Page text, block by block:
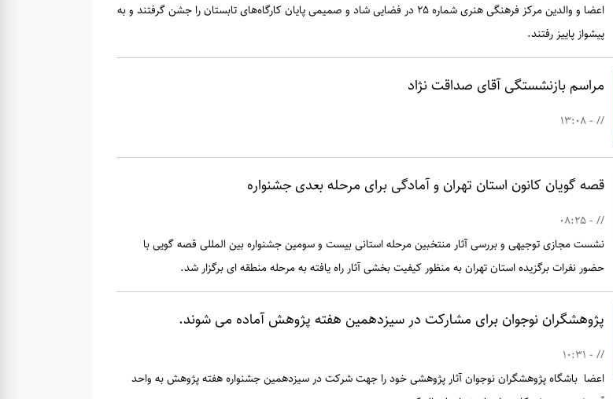
اعضا و والدین مرکز فرهنگی هنری شماره 25 در فضایی شاد و صمیمی پایان کارگاه‌های تابستان را جشن گرفتند و به
پیشواز پاییز رفتند.
مراسم بازنشستگی آقای صداقت نژاد
// - 13:08
قصه گویان کانون استان تهران و آمادگی برای مرحله بعدی جشنواره
// - 08:25
نشست مجازی توجیهی و بررسی آثار منتخبین مرحله استانی بیست و سومین جشنواره بین المللی قصه گویی با
حضور نفرات برگزیده استان تهران به منظور کیفیت بخشی آثار راه یافته به مرحله منطقه ای برگزار شد.
پژوهشگران نوجوان برای مشارکت در سیزدهمین هفته پژوهش آماده می شوند.
// - 10:31
اعضا باشگاه پژوهشگران نوجوان آثار پژوهشی خود را جهت شرکت در سیزدهمین جشنواره هفته پژوهش به واحد